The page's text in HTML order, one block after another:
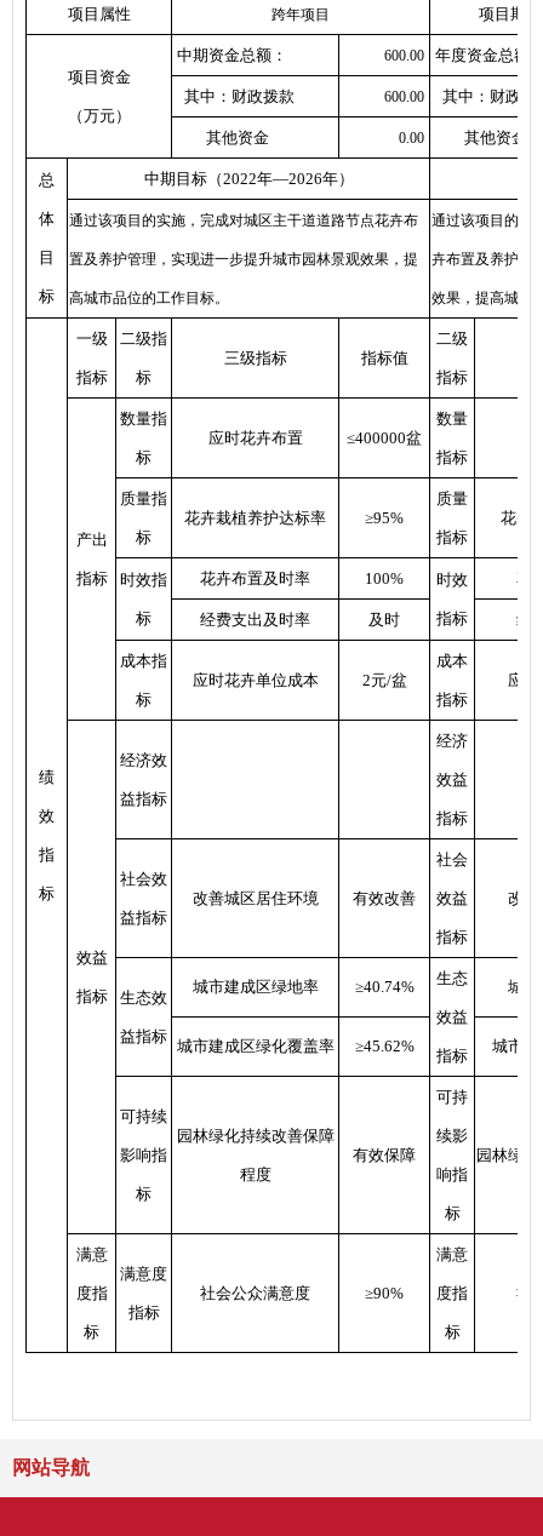
项目属性 跨年项目 项目期
项目资金
（万元）
中期资金总额： 600.00 年度资金总额
其中：财政拨款 600.00 其中：财政拨
其他资金 0.00 其他资金
总
体
目
标
中期目标（2022年—2026年）
通过该项目的实施，完成对城区主干道道路节点花卉布
置及养护管理，实现进一步提升城市园林景观效果，提
高城市品位的工作目标。
通过该项目的实
卉布置及养护管
效果，提高城市
绩
效
指
标
一级
指标
二级指
标
三级指标 指标值
二级
指标
产出
指标
数量指
标
应时花卉布置 ≤400000盆
数量
指标
质量指
标
花卉栽植养护达标率 ≥95%
质量
指标
花卉
时效指
标
花卉布置及时率 100% 时效
指标
花
经费支出及时率 及时 经
成本指
标
应时花卉单位成本 2元/盆
成本
指标
应
效益
指标
经济效
益指标
经济
效益
指标
社会效
益指标
改善城区居住环境 有效改善
社会
效益
指标
改善
生态效
益指标
城市建成区绿地率 ≥40.74% 生态
效益
指标
城市
城市建成区绿化覆盖率 ≥45.62% 城市建
可持续
影响指
标
园林绿化持续改善保障
程度
有效保障
可持
续影
响指
标
园林绿
满意
度指
标
满意度
指标
社会公众满意度 ≥90%
满意
度指
标
社
网站导航